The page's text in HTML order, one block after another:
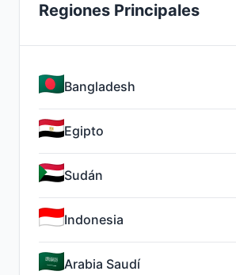
Regiones Principales
Bangladesh
Egipto
Sudán
Indonesia
Arabia Saudí